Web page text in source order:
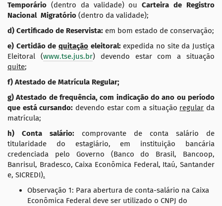
Temporário (dentro da validade) ouCarteira de Registro
Nacional Migratório (dentro da validade);
d) Certificado de Reservista: em bom estado de conservação;
e) Certidão dequitação eleitoral:expedida no site da Justiça
Eleitoral (www.tse.jus.br) devendo estar com a situação
quite;
f) Atestado de Matrícula Regular;
g) Atestado de frequência, com indicação do ano ou período
que está cursando: devendo estar com a situação regular da
matrícula;
h)
Conta salário: comprovante de conta salário de
titularidade do estagiário, em instituição bancária
credenciada pelo Governo (Banco do Brasil, Bancoop,
Banrisul, Bradesco, Caixa Econômica Federal, Itaú, Santander
e, SICREDI).
Observação 1: Para abertura de conta-salário na Caixa
Econômica Federal deve ser utilizado o CNPJ do